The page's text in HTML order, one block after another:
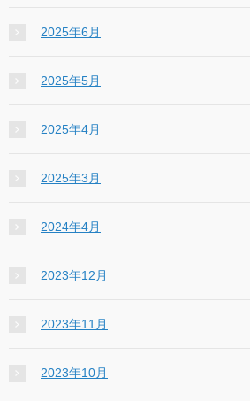
2025年6月
2025年5月
2025年4月
2025年3月
2024年4月
2023年12月
2023年11月
2023年10月